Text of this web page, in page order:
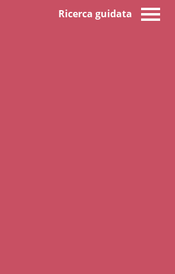
Ricerca guidata